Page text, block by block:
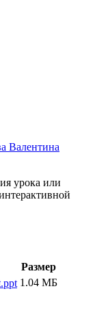
Валентина
урока или
Размер
1.04 МБ